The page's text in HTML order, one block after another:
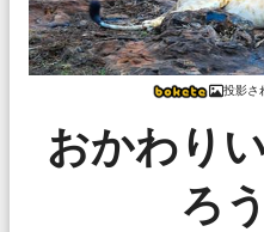
投影さ
おかわり
ろ